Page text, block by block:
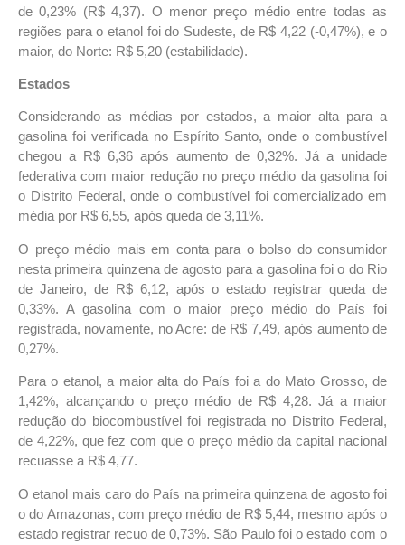
de 0,23% (R$ 4,37). O menor preço médio entre todas as
regiões para o etanol foi do Sudeste, de R$ 4,22 (-0,47%), e o
maior, do Norte: R$ 5,20 (estabilidade).
Estados
Considerando as médias por estados, a maior alta para a
gasolina foi verificada no Espírito Santo, onde o combustível
chegou a R$ 6,36 após aumento de 0,32%. Já a unidade
federativa com maior redução no preço médio da gasolina foi
o Distrito Federal, onde o combustível foi comercializado em
média por R$ 6,55, após queda de 3,11%.
O preço médio mais em conta para o bolso do consumidor
nesta primeira quinzena de agosto para a gasolina foi o do Rio
de Janeiro, de R$ 6,12, após o estado registrar queda de
0,33%. A gasolina com o maior preço médio do País foi
registrada, novamente, no Acre: de R$ 7,49, após aumento de
0,27%.
Para o etanol, a maior alta do País foi a do Mato Grosso, de
1,42%, alcançando o preço médio de R$ 4,28. Já a maior
redução do biocombustível foi registrada no Distrito Federal,
de 4,22%, que fez com que o preço médio da capital nacional
recuasse a R$ 4,77.
O etanol mais caro do País na primeira quinzena de agosto foi
o do Amazonas, com preço médio de R$ 5,44, mesmo após o
estado registrar recuo de 0,73%. São Paulo foi o estado com o